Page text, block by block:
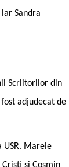
Sandra
Scriitorilor din
adjudecat de
USR. Marele